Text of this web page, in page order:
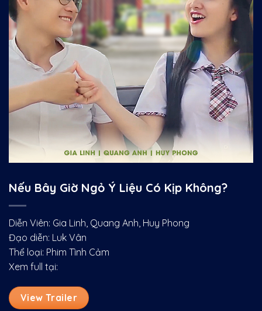
Nếu Bây Giờ Ngỏ Ý Liệu Có Kịp Không?
Diễn Viên: Gia Linh, Quang Anh, Huy Phong
Đạo diễn: Luk Vân
Thể loại: Phim Tình Cảm
Xem full tại:
View Trailer